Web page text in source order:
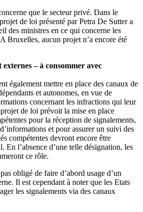
que le secteur privé. Dans le
de loi présenté par Petra De Sutter a
des ministres en ce qui concerne les
Bruxelles, aucun projet n’a encore été
– à consommer avec
également mettre en place des canaux de
et autonomes, en vue de
concernant les infractions qui leur
de loi prévoit la mise en place
pour la réception de signalements,
et pour assurer un suivi des
compétentes devront encore être
En l’absence d’une telle désignation, les
ce rôle.
obligé de faire d’abord usage d’un
Il est cependant à noter que les Etats
les signalements via des canaux